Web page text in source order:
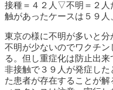
接種＝４２人▽不明＝２人
触があったケースは５９人
東京の様に不明が多いと分
不明が少ないのでワクチ
る。但し重症化は防止出
非接触で３９人が発症し
た患者が存在することが